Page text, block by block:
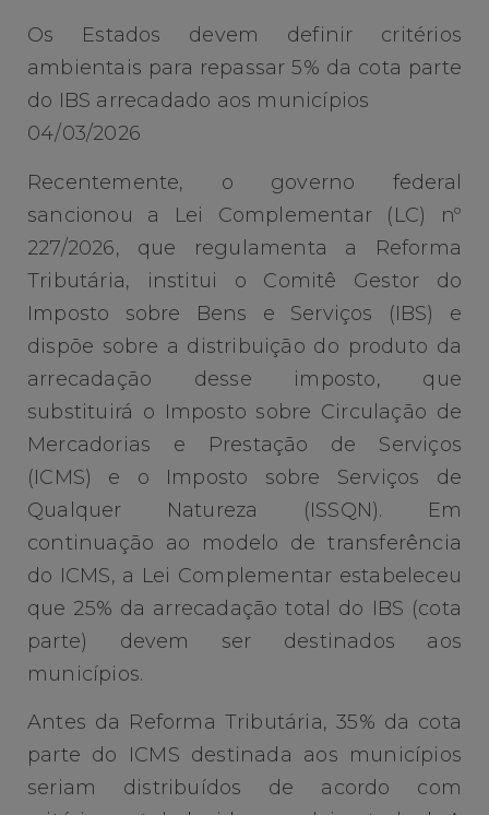
Os Estados devem definir critérios
ambientais para repassar 5% da cota parte
do IBS arrecadado aos municípios
04/03/2026
Recentemente, o governo federal
sancionou a Lei Complementar (LC) nº
227/2026, que regulamenta a Reforma
Tributária, institui o Comitê Gestor do
Imposto sobre Bens e Serviços (IBS) e
dispõe sobre a distribuição do produto da
arrecadação desse imposto, que
substituirá o Imposto sobre Circulação de
Mercadorias e Prestação de Serviços
(ICMS) e o Imposto sobre Serviços de
Qualquer Natureza (ISSQN). Em
continuação ao modelo de transferência
do ICMS, a Lei Complementar estabeleceu
que 25% da arrecadação total do IBS (cota
parte) devem ser destinados aos
municípios.
Antes da Reforma Tributária, 35% da cota
parte do ICMS destinada aos municípios
seriam distribuídos de acordo com